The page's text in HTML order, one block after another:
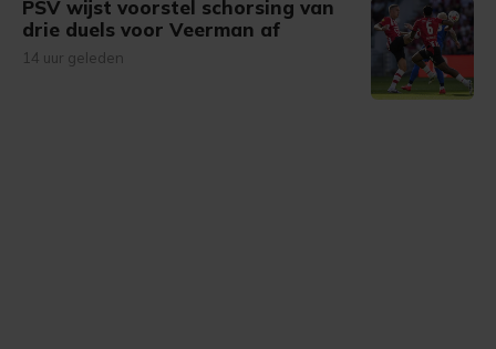
PSV wijst voorstel schorsing van
drie duels voor Veerman af
14 uur geleden